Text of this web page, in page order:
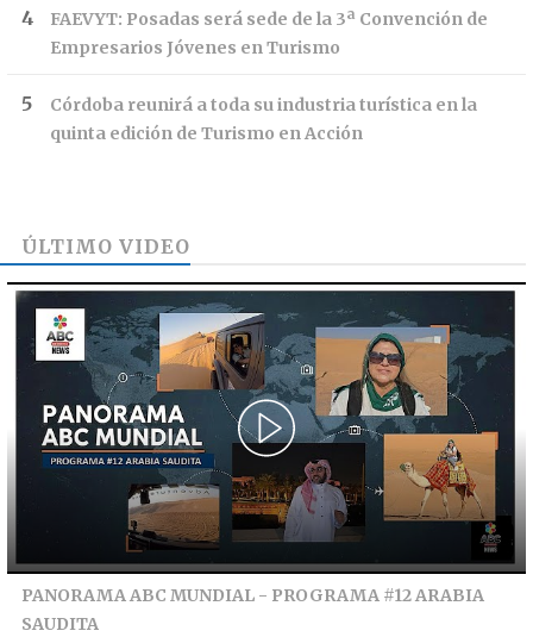
FAEVYT: Posadas será sede de la 3ª Convención de
Empresarios Jóvenes en Turismo
Córdoba reunirá a toda su industria turística en la
quinta edición de Turismo en Acción
ÚLTIMO VIDEO
PANORAMA ABC MUNDIAL - PROGRAMA #12 ARABIA
SAUDITA